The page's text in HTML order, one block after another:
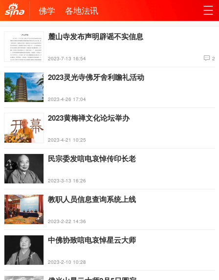
浪网
导
佛学 各地法讯
麓山寺发布声明辟谣不实信息
2023-7-13 16:54 2
2023灵光寺佛牙舍利瞻礼活动
2023-4-26 17:04
2023黄梅禅文化论坛举办
2023-4-21 10:25
民宗委发唁电哀悼传印长老
2023-3-13 16:26
教职人员信息查询系统上线
2023-2-22 14:36
中佛协致唁电哀悼星云大师
2023-2-10 10:28